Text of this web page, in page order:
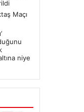
Maçı
niye